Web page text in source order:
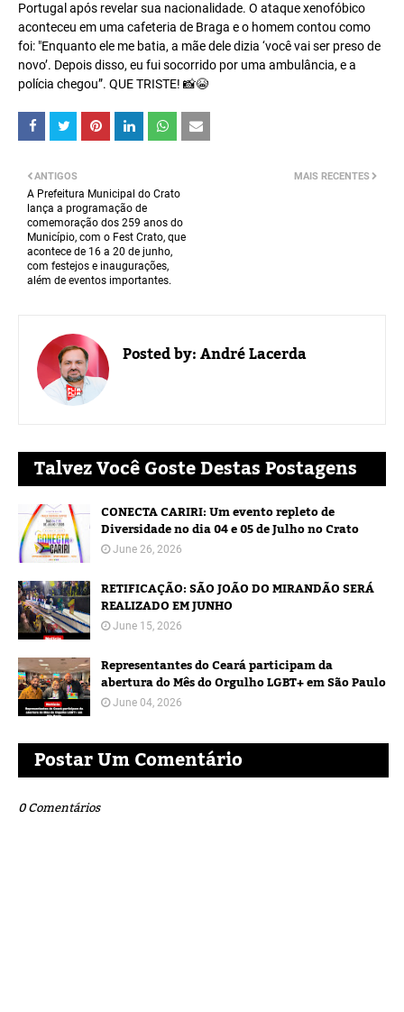
Portugal após revelar sua nacionalidade. O ataque xenofóbico
aconteceu em uma cafeteria de Braga e o homem contou como
foi: "Enquanto ele me batia, a mãe dele dizia ‘você vai ser preso de
novo’. Depois disso, eu fui socorrido por uma ambulância, e a
polícia chegou”. QUE TRISTE! 📸😭
MAIS RECENTES
ANTIGOS
A Prefeitura Municipal do Crato
lança a programação de
comemoração dos 259 anos do
Município, com o Fest Crato, que
acontece de 16 a 20 de junho,
com festejos e inaugurações,
além de eventos importantes.
Posted by:André Lacerda
Talvez Você Goste Destas Postagens
CONECTA CARIRI: Um evento repleto de
Diversidade no dia 04 e 05 de Julho no Crato
June 26, 2026
RETIFICAÇÃO: SÃO JOÃO DO MIRANDÃO SERÁ
REALIZADO EM JUNHO
June 15, 2026
Representantes do Ceará participam da
abertura do Mês do Orgulho LGBT+ em São Paulo
June 04, 2026
Postar Um Comentário
0 Comentários